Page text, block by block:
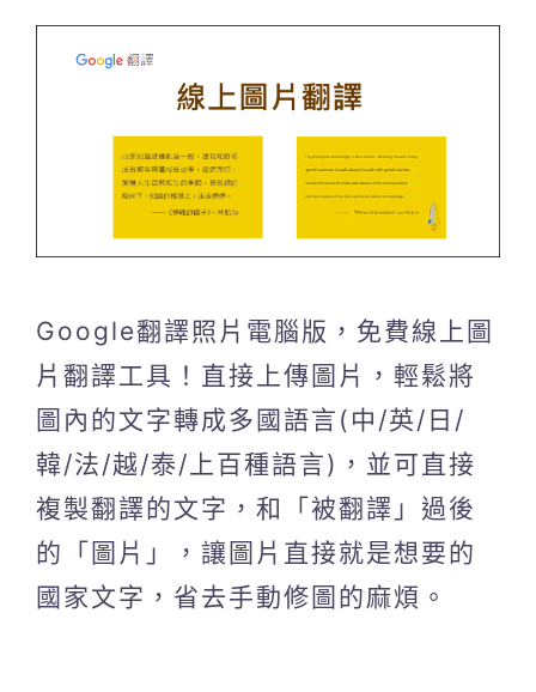
Google翻譯照片電腦版，免費線上圖
片翻譯工具！直接上傳圖片，輕鬆將
圖內的文字轉成多國語言(中/英/日/
韓/法/越/泰/上百種語言)，並可直接
複製翻譯的文字，和「被翻譯」過後
的「圖片」，讓圖片直接就是想要的
國家文字，省去手動修圖的麻煩。